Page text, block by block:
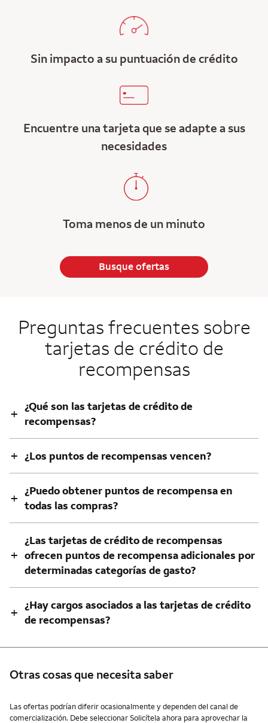
Sin impacto a su puntuación de crédito
Encuentre una tarjeta que se adapte a sus
necesidades
Toma menos de un minuto
Busque ofertas
Preguntas frecuentes sobre
tarjetas de crédito de
recompensas
+ ¿Qué son las tarjetas de crédito de
recompensas?
+ ¿Los puntos de recompensas vencen?
+ ¿Puedo obtener puntos de recompensa en
todas las compras?
+
¿Las tarjetas de crédito de recompensas
ofrecen puntos de recompensa adicionales por
determinadas categorías de gasto?
+ ¿Hay cargos asociados a las tarjetas de crédito
de recompensas?
Otras cosas que necesita saber
Otras cosas que necesita saber
Las ofertas podrían diferir ocasionalmente y dependen del canal de
comercialización. Debe seleccionar Solicítela ahora para aprovechar la